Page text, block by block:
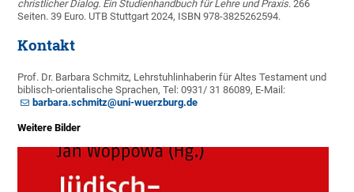
christlicher Dialog. Ein Studienhandbuch für Lehre und Praxis. 266
Seiten. 39 Euro. UTB Stuttgart 2024, ISBN 978-3825262594.
Kontakt
Prof. Dr. Barbara Schmitz, Lehrstuhlinhaberin für Altes Testament und
biblisch-orientalische Sprachen, Tel: 0931/ 31 86089, E-Mail:
barbara.schmitz@uni-wuerzburg.de
Weitere Bilder